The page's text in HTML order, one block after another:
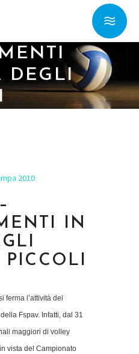
DEGLI
2010
IN
PICCOLI
ferma l’attività dei
Fspav. Infatti, dal 31
maggiori di volley
vista del Campionato